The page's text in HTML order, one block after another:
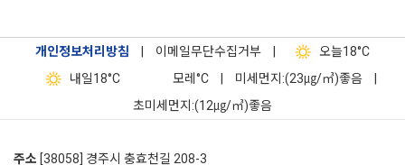
개인정보처리방침 이메일무단수집거부 오늘18°C
내일18°C 모레 °C 미세먼지:(23㎍/㎥)좋음
초미세먼지:(12㎍/㎥)좋음
주소 [38058] 경주시 충효천길 208-3